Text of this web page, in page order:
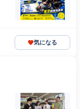
気になる